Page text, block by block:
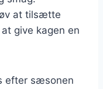
at tilsætte
give kagen en
efter sæsonen